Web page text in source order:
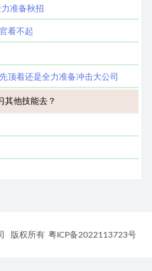
准备秋招
看不起
顶着还是全力准备冲击大公司
其他技能去？
版权所有 粤ICP备2022113723号